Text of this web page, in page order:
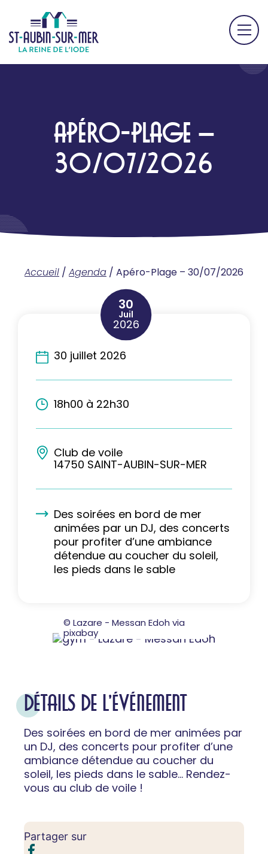
APÉRO-PLAGE –
30/07/2026
Accueil / Agenda / Apéro-Plage – 30/07/2026
© Lazare - Messan Edoh via
pixabay
30
Juil
2026
30 juillet 2026
18h00 à 22h30
Club de voile
14750 SAINT-AUBIN-SUR-MER
Des soirées en bord de mer
animées par un DJ, des concerts
pour profiter d’une ambiance
détendue au coucher du soleil,
les pieds dans le sable
DÉTAILS DE L'ÉVÉNEMENT
Des soirées en bord de mer animées par
un DJ, des concerts pour profiter d’une
ambiance détendue au coucher du
soleil, les pieds dans le sable... Rendez-
vous au club de voile !
Partager sur